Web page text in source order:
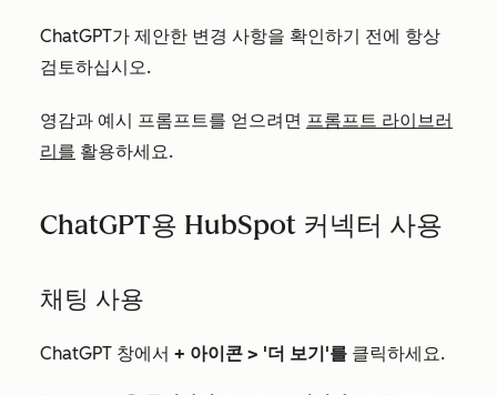
ChatGPT가 제안한 변경 사항을 확인하기 전에 항상
검토하십시오.
영감과 예시 프롬프트를 얻으려면 프롬프트 라이브러
리를 활용하세요.
ChatGPT용 HubSpot 커넥터 사용
채팅 사용
ChatGPT 창에서 + 아이콘 > '더 보기'를 클릭하세요.